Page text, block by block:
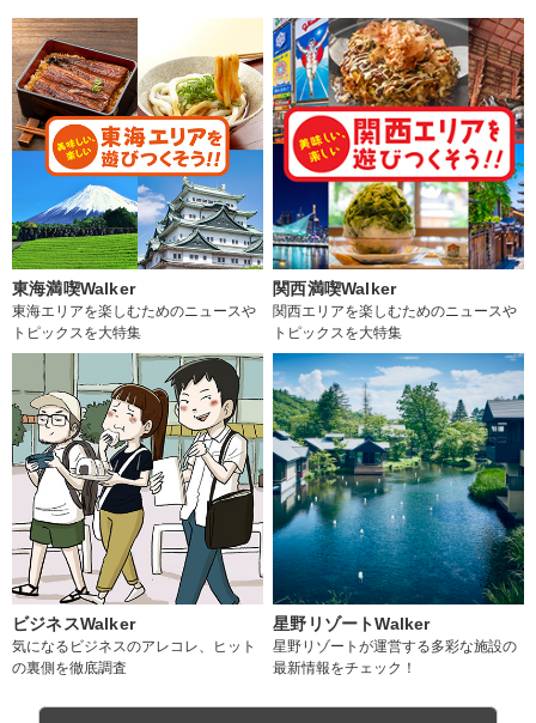
東海満喫Walker
東海エリアを楽しむためのニュースや
トピックスを大特集
関西満喫Walker
関西エリアを楽しむためのニュースや
トピックスを大特集
ビジネスWalker
気になるビジネスのアレコレ、ヒット
の裏側を徹底調査
星野リゾートWalker
星野リゾートが運営する多彩な施設の
最新情報をチェック！